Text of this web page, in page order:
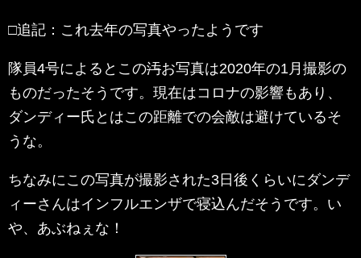
□追記：これ去年の写真やったようです
隊員4号によるとこの汚お写真は2020年の1月撮影の
ものだったそうです。現在はコロナの影響もあり、
ダンディー氏とはこの距離での会敵は避けているそ
うな。
ちなみにこの写真が撮影された3日後くらいにダンデ
ィーさんはインフルエンザで寝込んだそうです。い
や、あぶねぇな！